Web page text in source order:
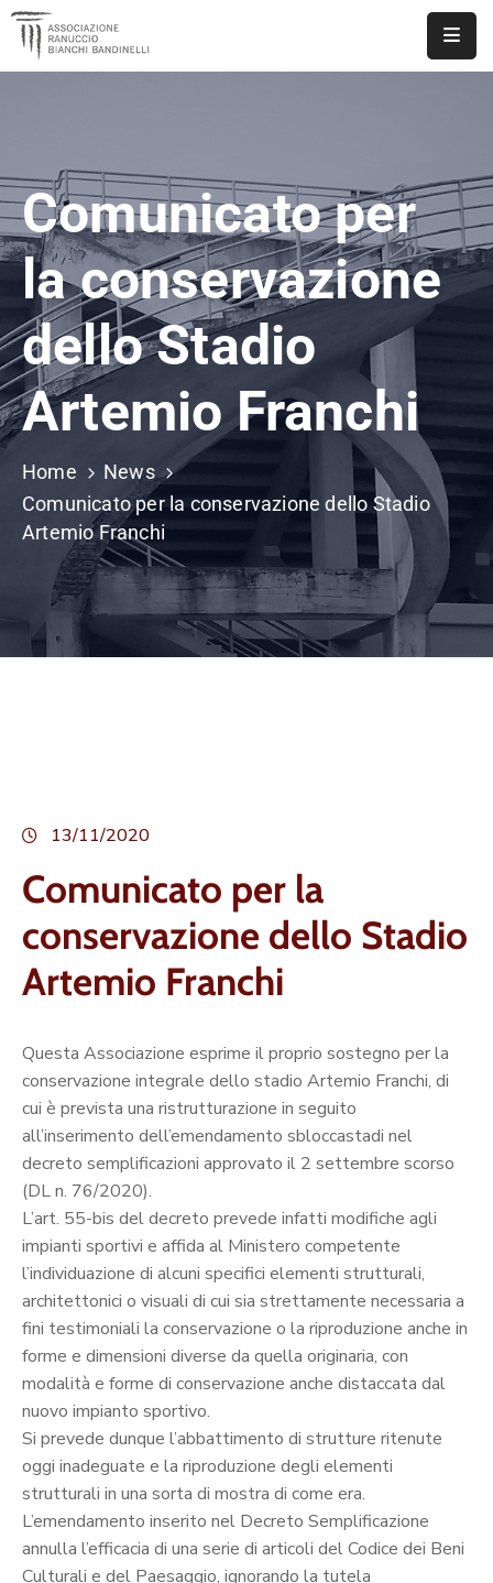
DOCUMENTI
EVENTI
PUBBLICAZIONI
CONTATTI
Comunicato per
la conservazione
dello Stadio
Artemio Franchi
Home
News
Comunicato per la conservazione dello Stadio
Artemio Franchi
13/11/2020
Comunicato per la
conservazione dello Stadio
Artemio Franchi
Questa Associazione esprime il proprio sostegno per la
conservazione integrale dello stadio Artemio Franchi, di
cui è prevista una ristrutturazione in seguito
all’inserimento dell’emendamento sbloccastadi nel
decreto semplificazioni approvato il 2 settembre scorso
(DL n. 76/2020).
L’art. 55-bis del decreto prevede infatti modifiche agli
impianti sportivi e affida al Ministero competente
l’individuazione di alcuni specifici elementi strutturali,
architettonici o visuali di cui sia strettamente necessaria a
fini testimoniali la conservazione o la riproduzione anche in
forme e dimensioni diverse da quella originaria, con
modalità e forme di conservazione anche distaccata dal
nuovo impianto sportivo.
Si prevede dunque l’abbattimento di strutture ritenute
oggi inadeguate e la riproduzione degli elementi
strutturali in una sorta di mostra di come era.
L’emendamento inserito nel Decreto Semplificazione
annulla l’efficacia di una serie di articoli del Codice dei Beni
Culturali e del Paesaggio, ignorando la tutela